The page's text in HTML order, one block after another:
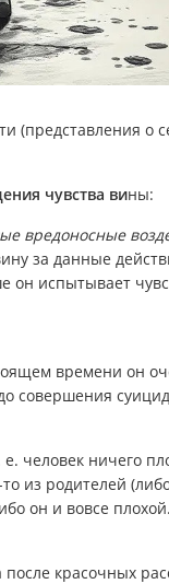
(представления о
чувства вины:
вредоносные
за данные
он испытывает
времени он
совершения
человек ничего
из родителей
он и вовсе плохой.
красочных